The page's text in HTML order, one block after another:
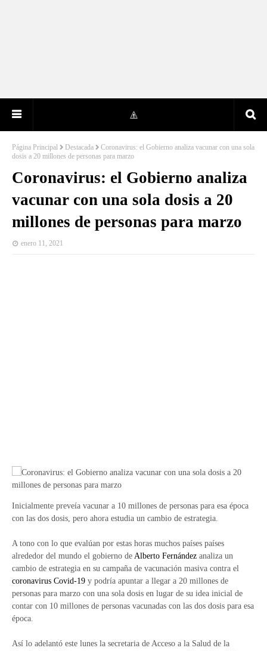
Página Principal Destacada
Coronavirus: el Gobierno analiza vacunar con una sola
dosis a 20 millones de personas para marzo
Coronavirus: el Gobierno analiza
vacunar con una sola dosis a 20
millones de personas para marzo
enero 11, 2021
Inicialmente preveía vacunar a 10 millones de personas para esa época
con las dos dosis, pero ahora estudia un cambio de estrategia.
A tono con lo que evalúan por estas horas muchos países países
alrededor del mundo el gobierno de Alberto Fernández analiza un
cambio de estrategia en su campaña de vacunación masiva contra el
coronavirus Covid-19 y podría apuntar a llegar a 20 millones de
personas para marzo con una sola dosis en lugar de su idea inicial de
contar con 10 millones de personas vacunadas con las dos dosis para esa
época.
Así lo adelantó este lunes la secretaria de Acceso a la Salud de la